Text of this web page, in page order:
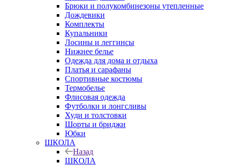
Брюки и полукомбинезоны утепленные
Дождевики
Комплекты
Купальники
Лосины и леггинсы
Нижнее белье
Одежда для дома и отдыха
Платья и сарафаны
Спортивные костюмы
Термобелье
Флисовая одежда
Футболки и лонгсливы
Худи и толстовки
Шорты и бриджи
Юбки
ШКОЛА
Назад
ШКОЛА